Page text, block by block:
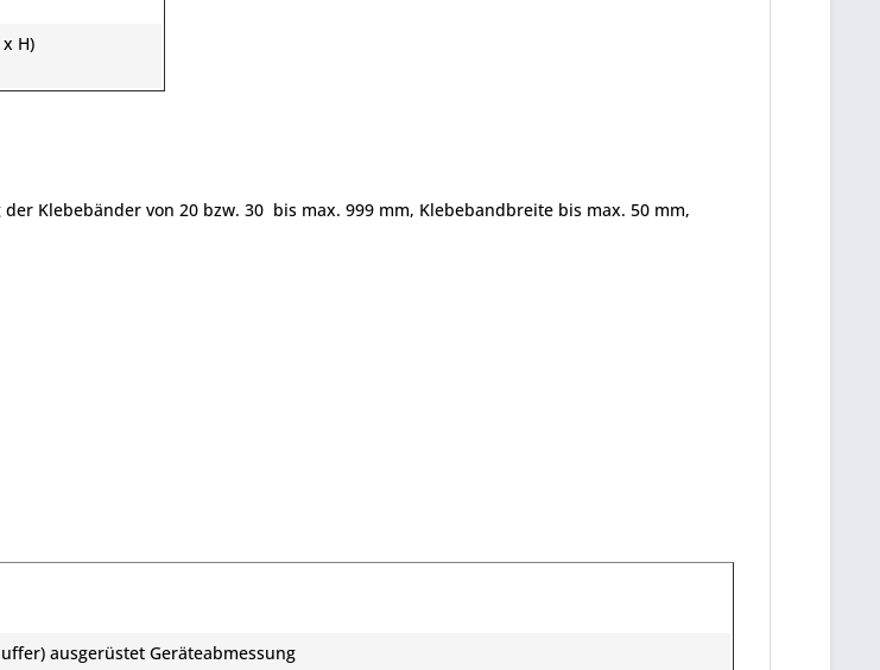
H)
Klebe­bänder von 20 bzw. 30 bis max. 999 mm, Klebe­band­breite bis max. 50 mm,
ausgerüstet Geräteabmessung